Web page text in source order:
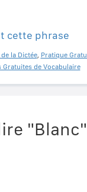
cette phrase
la Dictée, Pratique
Gratuites de Vocabulaire